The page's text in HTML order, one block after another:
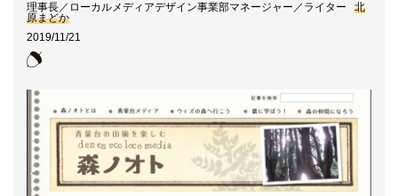
理事長／ローカルメディアデザイン事業部マネージャー／ライター
北
原まどか
2019/11/21